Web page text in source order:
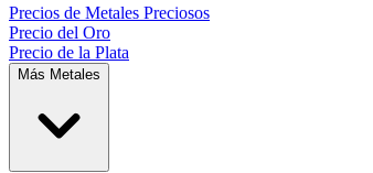
Precios de Metales Preciosos
Precio del Oro
Precio de la Plata
Más Metales